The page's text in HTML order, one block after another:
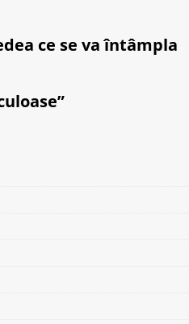
ce se va întâmpla